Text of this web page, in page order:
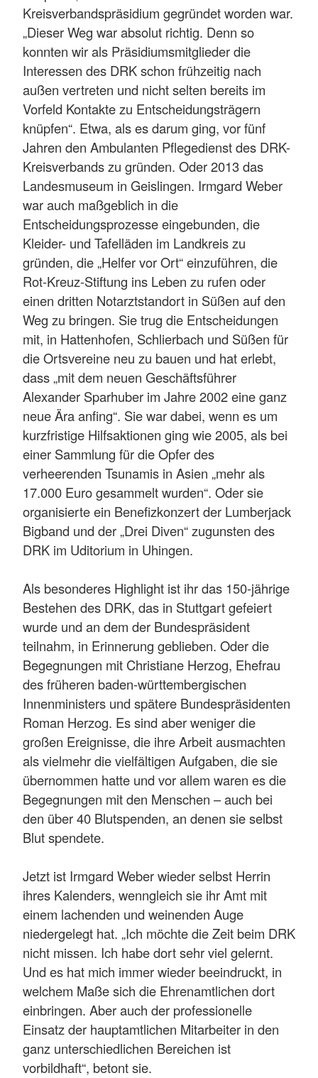
Kreisverbandspräsidium gegründet worden war.
„Dieser Weg war absolut richtig. Denn so
konnten wir als Präsidiumsmitglieder die
Interessen des DRK schon frühzeitig nach
außen vertreten und nicht selten bereits im
Vorfeld Kontakte zu Entscheidungsträgern
knüpfen“. Etwa, als es darum ging, vor fünf
Jahren den Ambulanten Pflegedienst des DRK-
Kreisverbands zu gründen. Oder 2013 das
Landesmuseum in Geislingen. Irmgard Weber
war auch maßgeblich in die
Entscheidungsprozesse eingebunden, die
Kleider- und Tafelläden im Landkreis zu
gründen, die „Helfer vor Ort“ einzuführen, die
Rot-Kreuz-Stiftung ins Leben zu rufen oder
einen dritten Notarztstandort in Süßen auf den
Weg zu bringen. Sie trug die Entscheidungen
mit, in Hattenhofen, Schlierbach und Süßen für
die Ortsvereine neu zu bauen und hat erlebt,
dass „mit dem neuen Geschäftsführer
Alexander Sparhuber im Jahre 2002 eine ganz
neue Ära anfing“. Sie war dabei, wenn es um
kurzfristige Hilfsaktionen ging wie 2005, als bei
einer Sammlung für die Opfer des
verheerenden Tsunamis in Asien „mehr als
17.000 Euro gesammelt wurden“. Oder sie
organisierte ein Benefizkonzert der Lumberjack
Bigband und der „Drei Diven“ zugunsten des
DRK im Uditorium in Uhingen.
Als besonderes Highlight ist ihr das 150-jährige
Bestehen des DRK, das in Stuttgart gefeiert
wurde und an dem der Bundespräsident
teilnahm, in Erinnerung geblieben. Oder die
Begegnungen mit Christiane Herzog, Ehefrau
des früheren baden-württembergischen
Innenministers und spätere Bundespräsidenten
Roman Herzog. Es sind aber weniger die
großen Ereignisse, die ihre Arbeit ausmachten
als vielmehr die vielfältigen Aufgaben, die sie
übernommen hatte und vor allem waren es die
Begegnungen mit den Menschen – auch bei
den über 40 Blutspenden, an denen sie selbst
Blut spendete.
Jetzt ist Irmgard Weber wieder selbst Herrin
ihres Kalenders, wenngleich sie ihr Amt mit
einem lachenden und weinenden Auge
niedergelegt hat. „Ich möchte die Zeit beim DRK
nicht missen. Ich habe dort sehr viel gelernt.
Und es hat mich immer wieder beeindruckt, in
welchem Maße sich die Ehrenamtlichen dort
einbringen. Aber auch der professionelle
Einsatz der hauptamtlichen Mitarbeiter in den
ganz unterschiedlichen Bereichen ist
vorbildhaft“, betont sie.